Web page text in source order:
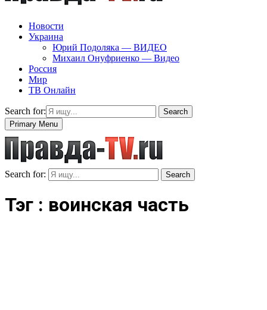
Новости
Украина
Юрий Подоляка — ВИДЕО
Михаил Онуфриенко — Видео
Россия
Мир
ТВ Онлайн
Search for:
Search
Primary Menu
Search for: Search
Тэг : воинская часть